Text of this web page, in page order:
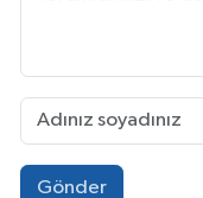
Gönder